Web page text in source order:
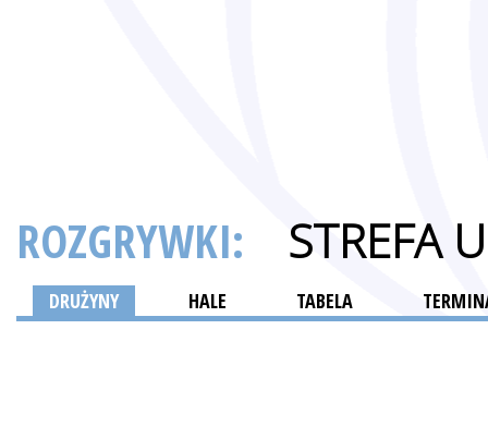
ROZGRYWKI: STREFA
DRUŻYNY HALE TABELA